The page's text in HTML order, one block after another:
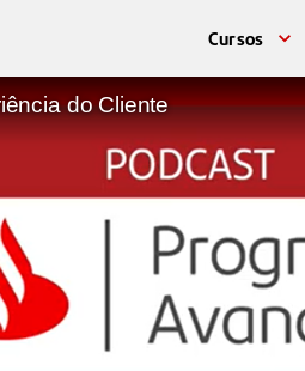
Cursos
do Cliente